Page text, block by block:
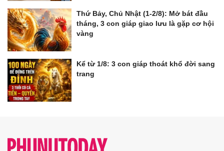
Thứ Bảy, Chủ Nhật (1-2/8): Mở bát đầu
tháng, 3 con giáp giao lưu là gặp cơ hội
vàng
Kể từ 1/8: 3 con giáp thoát khổ đời sang
trang